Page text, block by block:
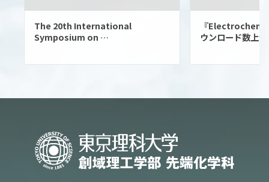
The 20th International
Symposium on …
『
ウンロード数上